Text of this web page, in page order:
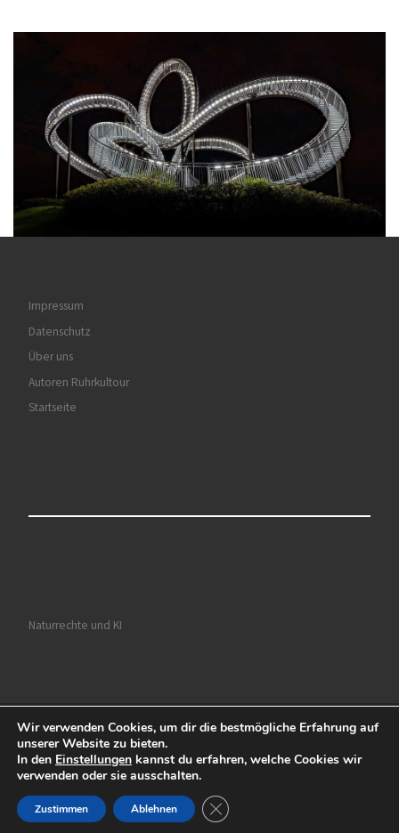
Impressum
Datenschutz
Über uns
Autoren Ruhrkultour
Startseite
Naturrechte und KI
© 2026Ruhrkultour– Alle Rechte vorbehalten
Präsentiert von WP– Entworfen mit demCustomizr-Theme
Wir verwenden Cookies, um dir die bestmögliche Erfahrung auf
unserer Website zu bieten.
In den Einstellungen kannst du erfahren, welche Cookies wir
verwenden oder sie ausschalten.
Zustimmen Ablehnen GDPR Cookie-Banner schließen